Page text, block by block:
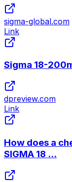
sigma-global.com
Link
Sigma 18-
dpreview.com
Link
How does a
SIGMA 18 ...